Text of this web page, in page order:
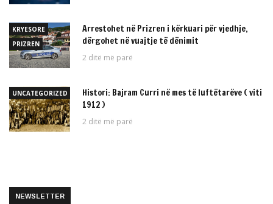
KRYESORE
PRIZREN
Arrestohet në Prizren i kërkuari për vjedhje,
dërgohet në vuajtje të dënimit
2 ditë më parë
UNCATEGORIZED
Histori: Bajram Curri në mes të luftëtarëve ( viti
1912 )
2 ditë më parë
NEWSLETTER